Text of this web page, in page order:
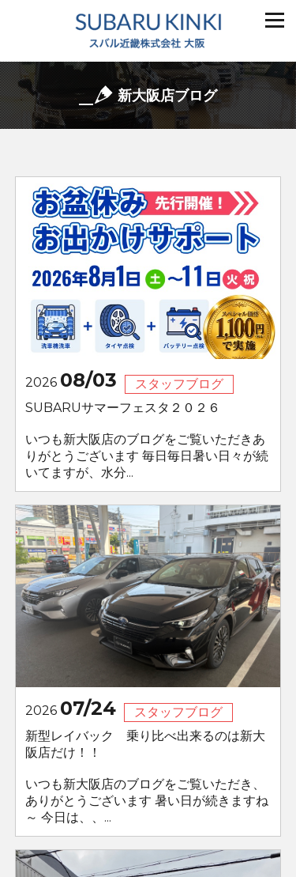
新大阪店ブログ
2026 08/03
スタッフブログ
SUBARUサマーフェスタ２０２６
いつも新大阪店のブログをご覧いただきあ
りがとうございます 毎日毎日暑い日々が続
いてますが、水分...
2026 07/24
スタッフブログ
新型レイバック 乗り比べ出来るのは新大
阪店だけ！！
いつも新大阪店のブログをご覧いただき、
ありがとうございます 暑い日が続きますね
～ 今日は、、...